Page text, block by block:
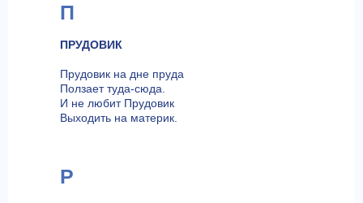
П
ПРУДОВИК
Прудовик на дне пруда
Ползает туда-сюда.
И не любит Прудовик
Выходить на материк.
Р